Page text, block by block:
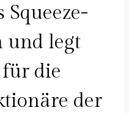
und legt
die
der